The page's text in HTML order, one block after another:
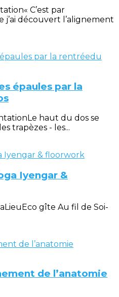
C’est par
j’ai découvert l’alignement
épaules par la
haut du dos se
trapèzes - les...
Iyengar &
gîte Au fil de Soi-
de l’anatomie